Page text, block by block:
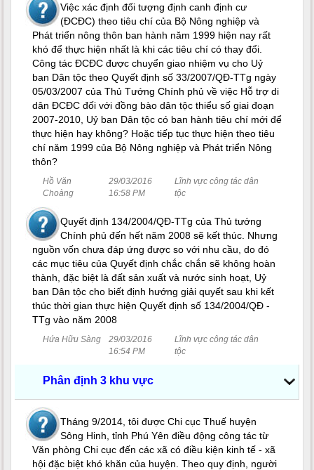
Việc xác định đối tượng định canh định cư
(ĐCĐC) theo tiêu chí của Bộ Nông nghiệp và
Phát triển nông thôn ban hành năm 1999 hiện nay rất
khó để thực hiện nhất là khi các tiêu chí có thay đổi.
Công tác ĐCĐC được chuyển giao nhiệm vụ cho Uỷ
ban Dân tộc theo Quyết định số 33/2007/QĐ-TTg ngày
05/03/2007 của Thủ Tướng Chính phủ về việc Hỗ trợ di
dân ĐCĐC đối với đồng bào dân tộc thiểu số giai đoạn
2007-2010, Uỷ ban Dân tộc có ban hành tiêu chí mới để
thực hiện hay không? Hoặc tiếp tục thực hiện theo tiêu
chí năm 1999 của Bộ Nông nghiệp và Phát triển Nông
thôn?
Hồ Văn
Choàng
29/03/2016
16:58 PM
Lĩnh vực công tác dân
tộc
Quyết định 134/2004/QĐ-TTg của Thủ tướng
Chính phủ đến hết năm 2008 sẽ kết thúc. Nhưng
nguồn vốn chưa đáp ứng được so với nhu cầu, do đó
các mục tiêu của Quyết định chắc chắn sẽ không hoàn
thành, đặc biệt là đất sản xuất và nước sinh hoạt, Uỷ
ban Dân tộc cho biết định hướng giải quyết sau khi kết
thúc thời gian thực hiện Quyết định số 134/2004/QĐ -
TTg vào năm 2008
Hứa Hữu Sàng
29/03/2016
16:54 PM
Lĩnh vực công tác dân
tộc
Phân định 3 khu vực
Tháng 9/2014, tôi được Chi cục Thuế huyện
Sông Hinh, tỉnh Phú Yên điều động công tác từ
Văn phòng Chi cục đến các xã có điều kiện kinh tế - xã
hội đặc biệt khó khăn của huyện. Theo quy định, người